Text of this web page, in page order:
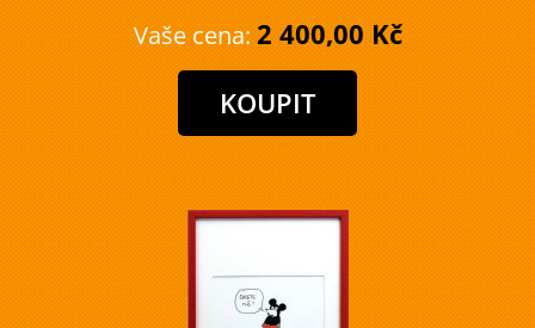
Vaše cena: 2 400,00 Kč